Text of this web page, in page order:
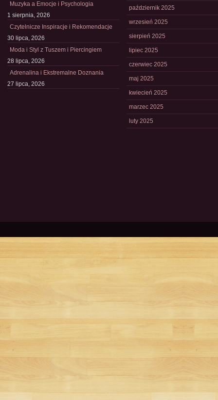
Muzyka a Emocje i Psychologia
1 sierpnia, 2026
Czytelnicze Inspiracje i Rekomendacje
30 lipca, 2026
Moda i Styl z Tuszem i Piercingiem
28 lipca, 2026
Adrenalina i Ekstremalne Doznania
27 lipca, 2026
październik 2025
wrzesień 2025
sierpień 2025
lipiec 2025
czerwiec 2025
maj 2025
kwiecień 2025
marzec 2025
luty 2025